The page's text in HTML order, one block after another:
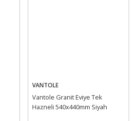
VANTOLE
Vantole Granit Eviye Tek
Hazneli 540x440mm Siyah